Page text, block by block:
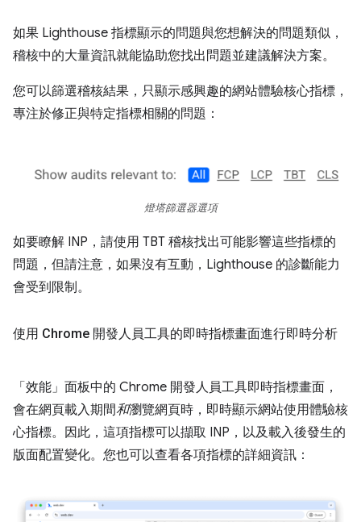
如果 Lighthouse 指標顯示的問題與您想解決的問題類似，
稽核中的大量資訊就能協助您找出問題並建議解決方案。
您可以篩選稽核結果，只顯示感興趣的網站體驗核心指標，
專注於修正與特定指標相關的問題：
燈塔篩選器選項
如要瞭解 INP，請使用 TBT 稽核找出可能影響這些指標的
問題，但請注意，如果沒有互動，Lighthouse 的診斷能力
會受到限制。
使用 Chrome 開發人員工具的即時指標畫面進行即時分析
「效能」面板中的 Chrome 開發人員工具即時指標畫面，
會在網頁載入期間和瀏覽網頁時，即時顯示網站使用體驗核
心指標。因此，這項指標可以擷取 INP，以及載入後發生的
版面配置變化。您也可以查看各項指標的詳細資訊：